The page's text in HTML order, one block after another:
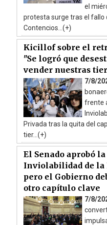
el
protesta surge tras el fallo
Contencios...(+)
Kicillof sobre el
"Se logró que
vender nuestras
7/8/
frente
Privada tras la quita del
tier...(+)
El Senado aprobó la
Inviolabilidad de la
pero el Gobierno
otro capítulo clave
7/8/